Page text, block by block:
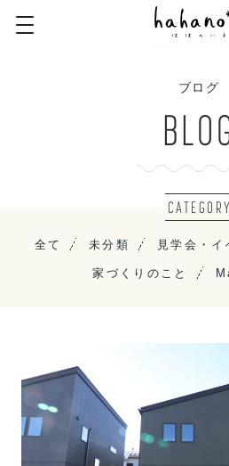
ブログ
CATEGORY
全て 未分類 見学会・イ
家づくりのこと